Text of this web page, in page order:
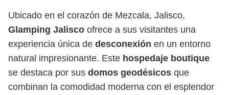
Ubicado en el corazón de Mezcala, Jalisco,
Glamping Jalisco ofrece a sus visitantes una
experiencia única de desconexión en un entorno
natural impresionante. Este hospedaje boutique
se destaca por sus domos geodésicos que
combinan la comodidad moderna con el esplendor